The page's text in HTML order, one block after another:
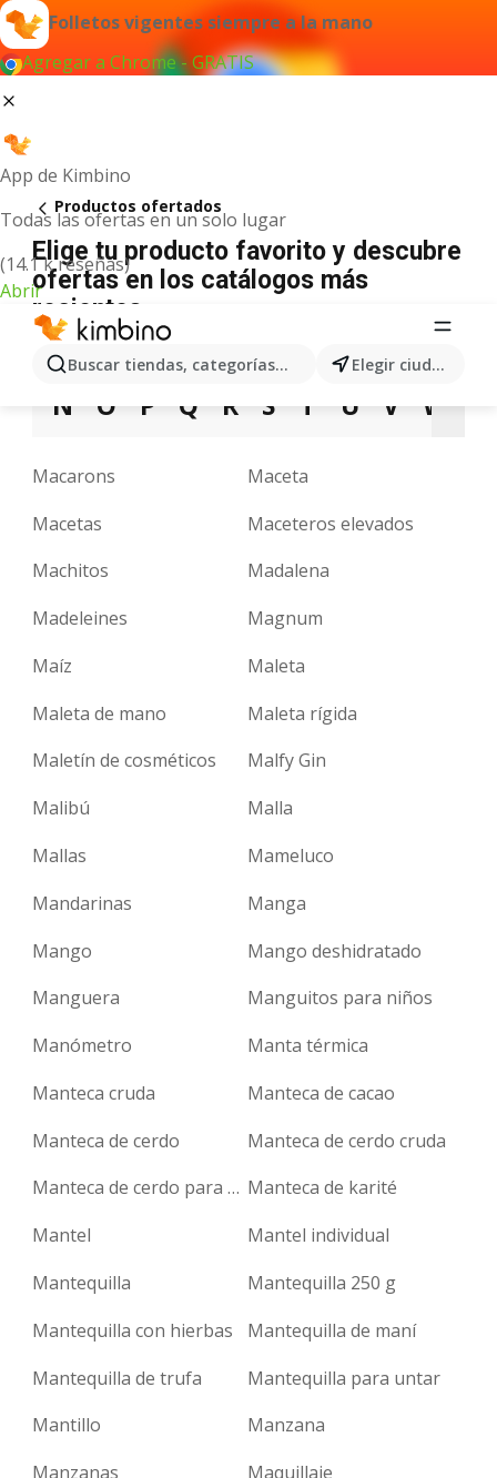
Folletos vigentes siempre a la mano
Agregar a Chrome - GRATIS
App de Kimbino
Todas las ofertas en un solo lugar
(14.1 k reseñas)
Abrir
Buscar tiendas, categorías, productos... Elegir ciudad
Productos ofertados
Elige tu producto favorito y descubre
ofertas en los catálogos más
recientes
A B C D E F H I J
N
O P Q R S T U V W
Macarons
Maceta
Macetas
Maceteros elevados
Machitos
Madalena
Madeleines
Magnum
Maíz
Maleta
Maleta de mano
Maleta rígida
Maletín de cosméticos
Malfy Gin
Malibú
Malla
Mallas
Mameluco
Mandarinas
Manga
Mango
Mango deshidratado
Manguera
Manguitos para niños
Manómetro
Manta térmica
Manteca cruda
Manteca de cacao
Manteca de cerdo
Manteca de cerdo cruda
Manteca de cerdo para derretir Manteca de karité
Mantel
Mantel individual
Mantequilla
Mantequilla 250 g
Mantequilla con hierbas
Mantequilla de maní
Mantequilla de trufa
Mantequilla para untar
Mantillo
Manzana
Manzanas
Maquillaje